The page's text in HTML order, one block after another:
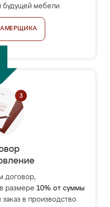
будущей мебели.
договор,
размере 10% от суммы
в производство.